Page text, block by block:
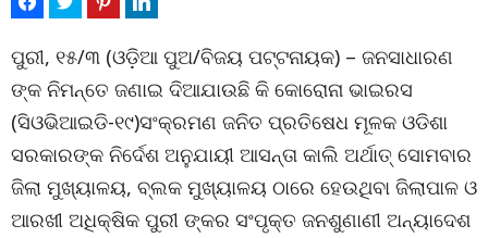
ପୁରୀ, ୧୫/୩ (ଓଡ଼ିଆ ପୁଅ/ବିଜୟ ପଟ୍ଟନାୟକ) – ଜନସାଧାରଣ
ଙ୍କ ନିମନ୍ତେ ଜଣାଇ ଦିଆଯାଉଛି କି କୋରୋନା ଭାଇରସ
(ସିଓଭିଆଇଡି-୧୯)ସଂକ୍ରମଣ ଜନିତ ପ୍ରତିଷେଧ ମୂଳକ ଓଡିଶା
ସରକାରଙ୍କ ନିର୍ଦେଶ ଅନୁଯାୟୀ ଆସନ୍ତା କାଲି ଅର୍ଥାତ୍ ସୋମବାର
ଜିଲା ମୁଖ୍ୟାଳୟ, ବ୍ଲକ ମୁଖ୍ୟାଳୟ ଠାରେ ହେଉଥିବା ଜିଲାପାଳ ଓ
ଆରଖୀ ଅଧିକ୍ଷିକ ପୁରୀ ଙ୍କର ସଂପୃକ୍ତ ଜନଶୁଣାଣୀ ଅନ୍ୟାଦେଶ